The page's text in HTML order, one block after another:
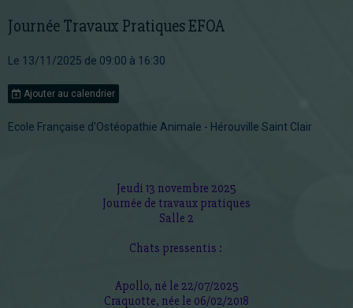
Journée Travaux Pratiques EFOA
Le 13/11/2025 de 09:00 à 16:30
Ajouter au calendrier
Ecole Française d'Ostéopathie Animale - Hérouville Saint Clair
Jeudi 13 novembre 2025
Journée de travaux pratiques
Salle 2
Chats pressentis :
Apollo, né le 22/07/2025
Craquotte, née le 06/02/2018